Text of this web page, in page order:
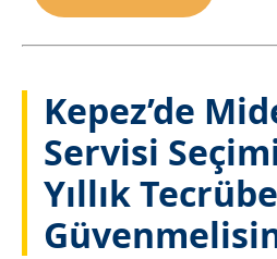
Kepez’de
Servisi
Yıllık